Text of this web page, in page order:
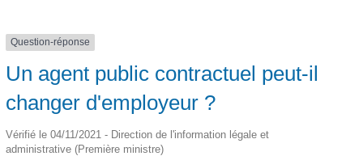
Question-réponse
Un agent public contractuel peut-il
changer d'employeur ?
Vérifié le 04/11/2021 - Direction de l'information légale et
administrative (Première ministre)